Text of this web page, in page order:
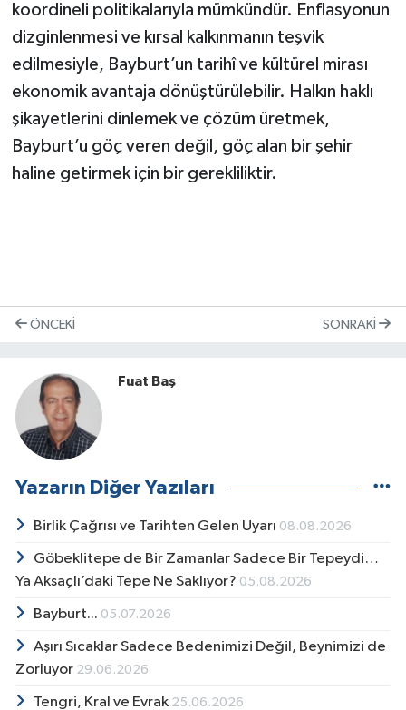
koordineli politikalarıyla mümkündür. Enflasyonun
dizginlenmesi ve kırsal kalkınmanın teşvik
edilmesiyle, Bayburt’un tarihî ve kültürel mirası
ekonomik avantaja dönüştürülebilir. Halkın haklı
şikayetlerini dinlemek ve çözüm üretmek,
Bayburt’u göç veren değil, göç alan bir şehir
haline getirmek için bir gerekliliktir.
ÖNCEKI SONRAKI
Fuat Baş
Yazarın Diğer Yazıları
Birlik Çağrısı ve Tarihten Gelen Uyarı 08.08.2026
Göbeklitepe de Bir Zamanlar Sadece Bir Tepeydi…
Ya Aksaçlı’daki Tepe Ne Saklıyor? 05.08.2026
Bayburt... 05.07.2026
Aşırı Sıcaklar Sadece Bedenimizi Değil, Beynimizi de
Zorluyor 29.06.2026
Tengri, Kral ve Evrak 25.06.2026